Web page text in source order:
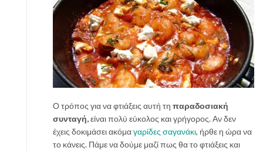
Ο τρόπος για να φτιάξεις αυτή τη παραδοσιακή
συνταγή,είναι πολύ εύκολος και γρήγορος. Αν δεν
έχεις δοκιμάσει ακόμαγαρίδες σαγανάκι, ήρθε η ώρα να
το κάνεις. Πάμε να δούμε μαζί πως θα το φτιάξεις και